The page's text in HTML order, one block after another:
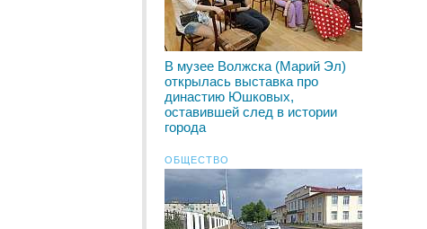
В музее Волжска (Марий Эл)
открылась выставка про
династию Юшковых,
оставившей след в истории
города
ОБЩЕСТВО